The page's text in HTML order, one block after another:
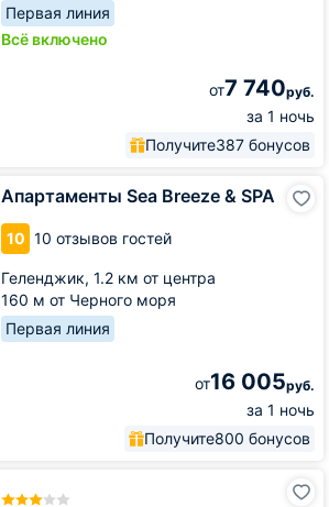
Первая линия
Всё включено
от7 740руб.
за 1 ночь
Получите387 бонусов
Апартаменты Sea Breeze & SPA
10 10 отзывов гостей
Геленджик, 1.2 км от центра
160 м от Черного моря
Первая линия
от16 005руб.
за 1 ночь
Получите800 бонусов